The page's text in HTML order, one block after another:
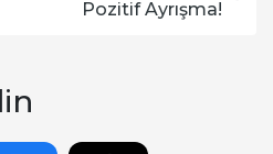
Pozitif Ayrışma!